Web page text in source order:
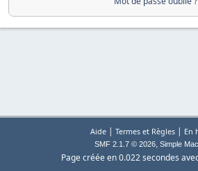
Aide| Termes et Règles| En
SMF 2.1.7 © 2026, Simple
Page créée en 0.022 secondes